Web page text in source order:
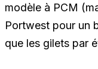
modèle à PCM
Portwest pour un
que les gilets par